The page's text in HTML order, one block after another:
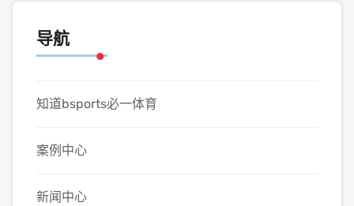
导航
知道bsports必一体育
案例中心
新闻中心